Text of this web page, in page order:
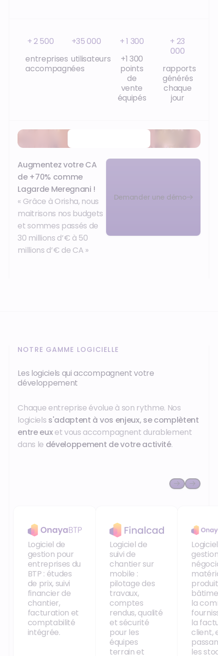
+ 2 500
entreprises
accompagnées
+35 000
utilisateurs
+ 1 300
+1 300
points
de
vente
équipés
+ 23
000
rapports
générés
chaque
jour
Augmentez votre CA
de +70% comme
Lagarde Meregnani !
« Grâce à Orisha, nous
maitrisons nos budgets
et sommes passés de
30 millions d’€ à 50
millions d’€ de CA »
Demander une démo
NOTRE GAMME LOGICIELLE
Les logiciels qui accompagnent votre
développement
Chaque entreprise évolue à son rythme. Nos
logiciels s'adaptent à vos enjeux, se complètent
entre euxet vous accompagnent durablement
dans le développement de votre activité.
Logiciel de
gestion pour
entreprises du
BTP : études
de prix, suivi
financier de
chantier,
facturation et
comptabilité
intégrée.
Finalcad
Logiciel de
suivi de
chantier sur
mobile :
pilotage des
travaux,
comptes
rendus, qualité
et sécurité
pour les
équipes
terrain et
la
la
client,
les